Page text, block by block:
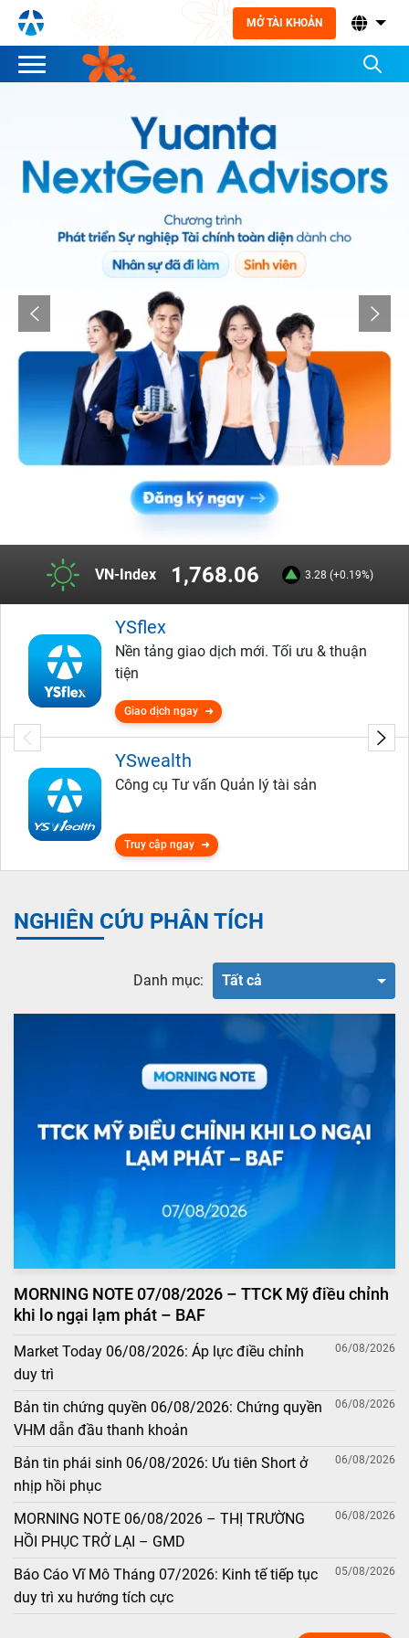
MỞ TÀI KHOẢN
VN-Index 1,768.06 3.28 (+0.19%)
YSflex
Nền tảng giao dịch mới. Tối ưu & thuận
tiện
Giao dịch ngay
YSwealth
Công cụ Tư vấn Quản lý tài sản
Truy cập ngay
NGHIÊN CỨU PHÂN TÍCH
Danh mục: Tất cả
MORNING NOTE 07/08/2026 – TTCK Mỹ điều chỉnh
khi lo ngại lạm phát – BAF
Market Today 06/08/2026: Áp lực điều chỉnh
duy trì
06/08/2026
Bản tin chứng quyền 06/08/2026: Chứng quyền
VHM dẫn đầu thanh khoản
06/08/2026
Bản tin phái sinh 06/08/2026: Ưu tiên Short ở
nhịp hồi phục
06/08/2026
MORNING NOTE 06/08/2026 – THỊ TRƯỜNG
HỒI PHỤC TRỞ LẠI – GMD
06/08/2026
Báo Cáo Vĩ Mô Tháng 07/2026: Kinh tế tiếp tục
duy trì xu hướng tích cực
05/08/2026